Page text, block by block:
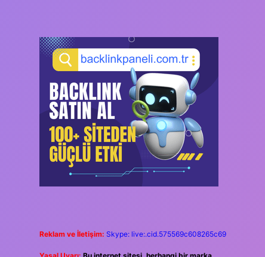
Reklam ve İletişim: Skype: live:.cid.575569c608265c69